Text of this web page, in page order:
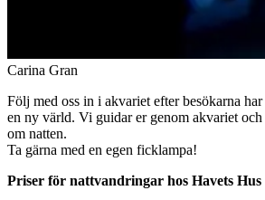
Carina Gran
Följ med oss in i akvariet efter besökarna
en ny värld. Vi guidar er genom akvariet
om natten.
Ta gärna med en egen ficklampa!
Priser för nattvandringar hos Havets Hus